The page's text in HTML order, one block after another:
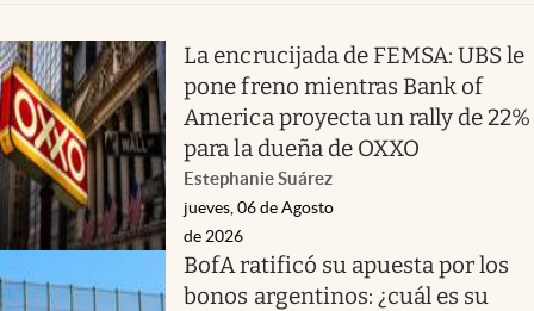
La encrucijada de FEMSA: UBS le
pone freno mientras Bank of
America proyecta un rally de 22%
para la dueña de OXXO
Estephanie Suárez
jueves, 06 de Agosto
de 2026
BofA ratificó su apuesta por los
bonos argentinos: ¿cuál es su